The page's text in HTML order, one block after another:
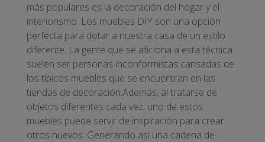
más populares es la decoración del hogar y el
interiorismo. Los muebles DIY son una opción
perfecta para dotar a nuestra casa de un estilo
diferente. La gente que se aficiona a esta técnica
suelen ser personas inconformistas cansadas de
los típicos muebles que se encuentran en las
tiendas de decoración.Además, al tratarse de
objetos diferentes cada vez, uno de estos
muebles puede servir de inspiración para crear
otros nuevos. Generando así una cadena de